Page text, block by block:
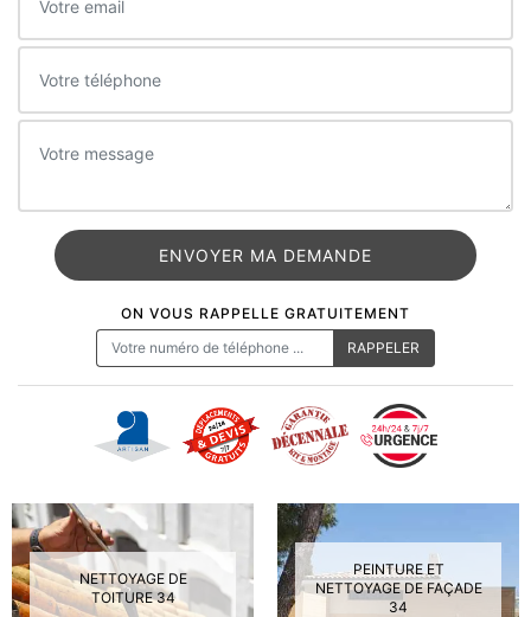
ON VOUS RAPPELLE GRATUITEMENT
NETTOYAGE DE
TOITURE 34
PEINTURE ET
NETTOYAGE DE FAÇADE
34